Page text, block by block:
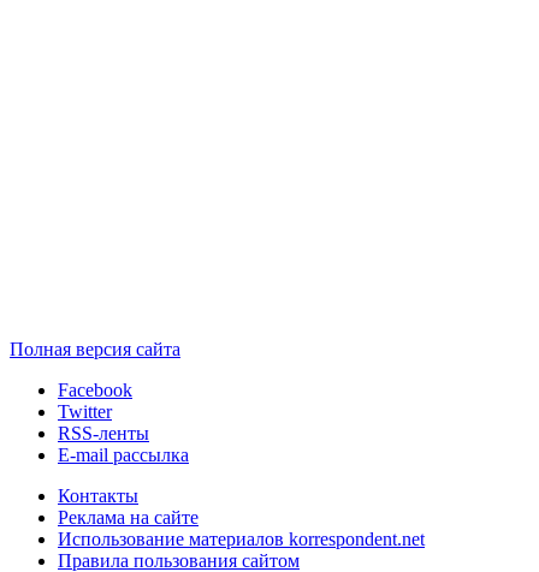
Полная версия сайта
Facebook
Twitter
RSS-ленты
E-mail рассылка
Контакты
Реклама на сайте
Использование материалов korrespondent.net
Правила пользования сайтом